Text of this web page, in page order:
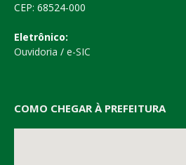
CEP: 68524-000
Eletrônico:
Ouvidoria / e-SIC
COMO CHEGAR À PREFEITURA